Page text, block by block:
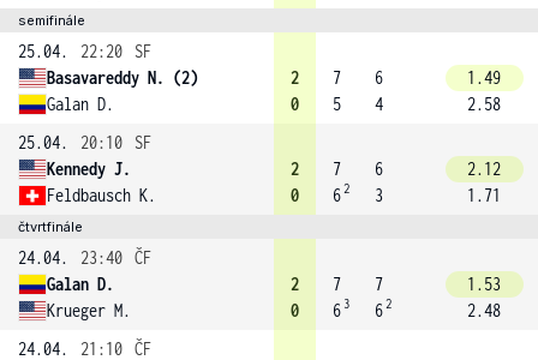
semifinále
25.04. 22:20
SF
Basavareddy N. (2)
Galan D.
2
0
7
5
6
4
1.49
2.58
25.04.
20:10
SF
Kennedy J.
Feldbausch K.
2
0
7
62
6
3
2.12
1.71
čtvrtfinále
24.04. 23:40 ČF
Galan D.
Krueger M.
2
0
7
6 3
7
62
1.53
2.48
24.04.
21:10 ČF